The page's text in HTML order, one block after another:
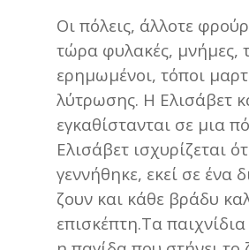
Οι πόλεις, άλλοτε
τώρα φυλακές, μνήμες,
ερημωμένοι, τόποι
λύτρωσης. Η Ελισάβετ
εγκαθίστανται σε μια
Ελισάβετ ισχυρίζεται
γεννήθηκε, εκεί σε ένα
ζουν και κάθε βράδυ
επισκέπτη.Τα